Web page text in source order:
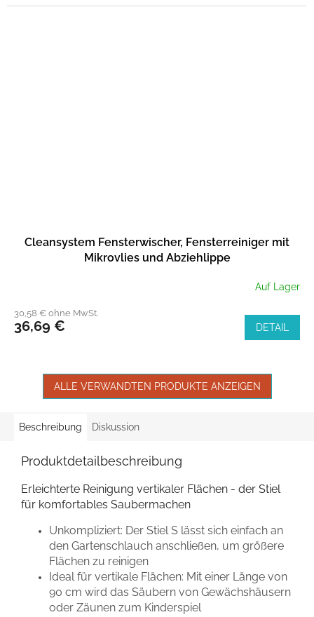
Cleansystem Fensterwischer, Fensterreiniger mit
Mikrovlies und Abziehlippe
Auf Lager
30,58 € ohne MwSt.
36,69 € DETAIL
ALLE VERWANDTEN PRODUKTE ANZEIGEN
Beschreibung Diskussion
Produktdetailbeschreibung
Erleichterte Reinigung vertikaler Flächen - der Stiel
für komfortables Saubermachen
Unkompliziert: Der Stiel S lässt sich einfach an
den Gartenschlauch anschließen, um größere
Flächen zu reinigen
Ideal für vertikale Flächen: Mit einer Länge von
90 cm wird das Säubern von Gewächshäusern
oder Zäunen zum Kinderspiel